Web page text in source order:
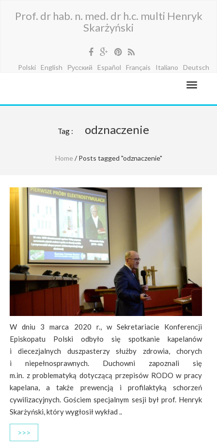
Prof. dr hab. n. med. dr h.c. multi Henryk
Skarżyński
Polski English Русский Español Français Italiano Deutsch
Tag : odznaczenie
Home / Posts tagged "odznaczenie"
W dniu 3 marca 2020 r., w Sekretariacie Konferencji
Episkopatu Polski odbyło się spotkanie kapelanów
i diecezjalnych duszpasterzy służby zdrowia, chorych
i niepełnosprawnych. Duchowni zapoznali się
m.in. z problematyką dotyczącą przepisów RODO w pracy
kapelana, a także prewencją i profilaktyką schorzeń
cywilizacyjnych. Gościem specjalnym sesji był prof. Henryk
Skarżyński, który wygłosił wykład ..
>>>